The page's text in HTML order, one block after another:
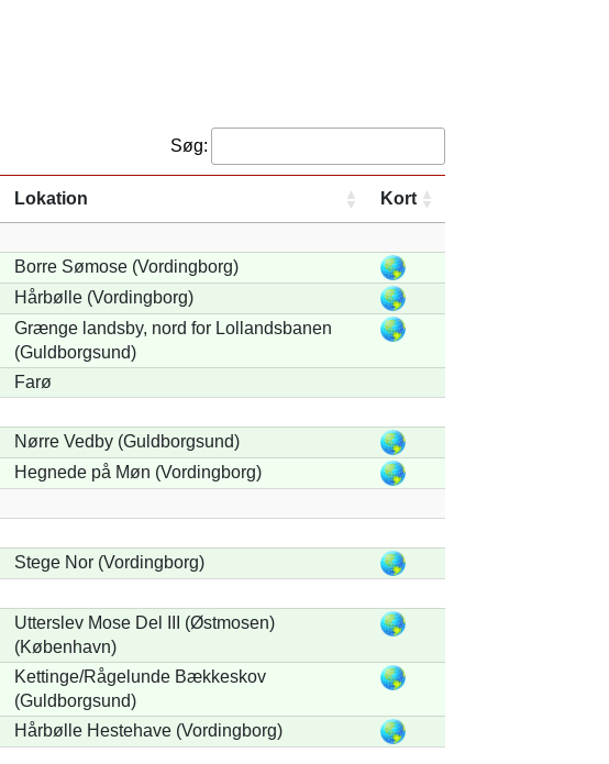
Søg:
Lokation Kort
Borre Sømose (Vordingborg)
Hårbølle (Vordingborg)
Grænge landsby, nord for Lollandsbanen
(Guldborgsund)
Farø
Nørre Vedby (Guldborgsund)
Hegnede på Møn (Vordingborg)
Stege Nor (Vordingborg)
Utterslev Mose Del III (Østmosen)
(København)
Kettinge/Rågelunde Bækkeskov
(Guldborgsund)
Hårbølle Hestehave (Vordingborg)